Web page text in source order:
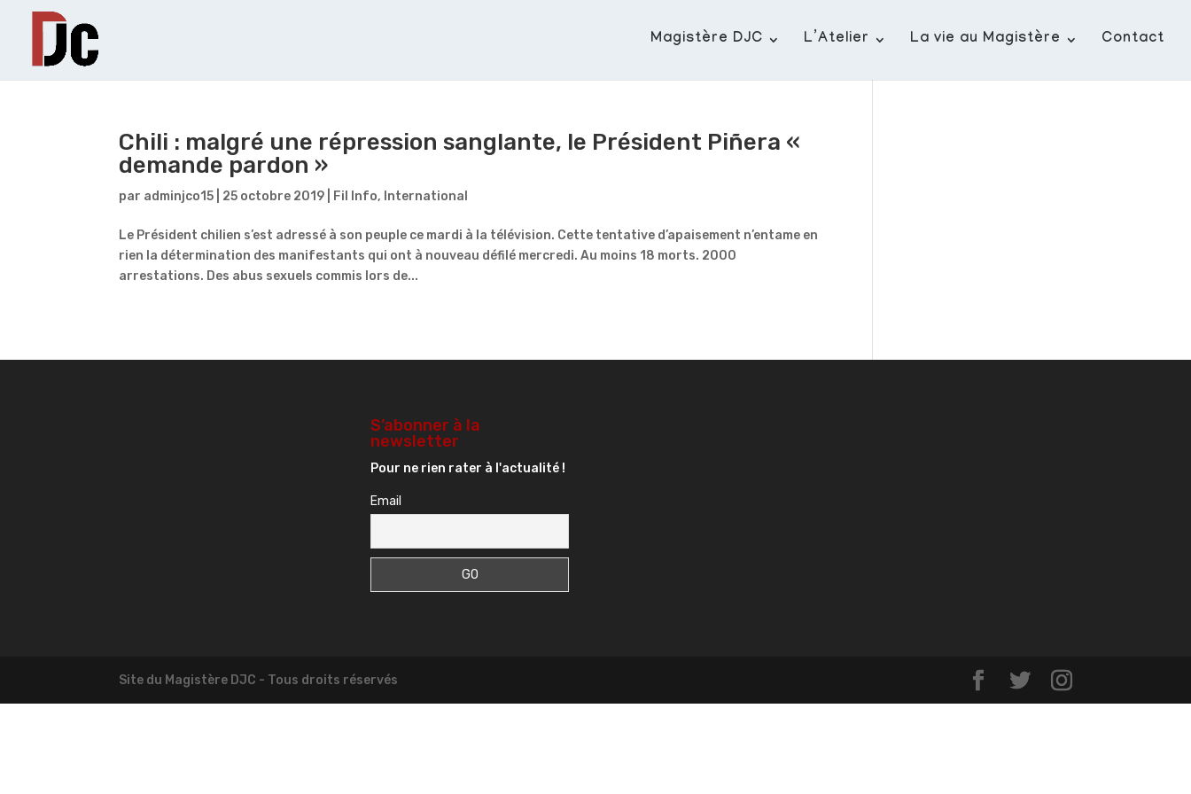
Magistère DJC L’Atelier La vie au Magistère Contact
Chili : malgré une répression sanglante, le Président Piñera «
demande pardon »
par adminjco15 25 octobre 2019 Fil Info, International
Le Président chilien s’est adressé à son peuple ce mardi à la télévision. Cette tentative d’apaisement n’entame en
rien la détermination des manifestants qui ont à nouveau défilé mercredi. Au moins 18 morts. 2000
arrestations. Des abus sexuels commis lors de...
S’abonner à la
newsletter
Pour ne rien rater à l'actualité !
Email
Site du Magistère DJC - Tous droits réservés